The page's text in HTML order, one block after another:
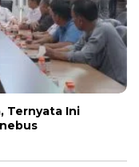
Ternyata Ini